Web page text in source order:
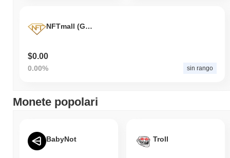
NFTmall (GEM)
$0.00
0.00% sin rango
Monete popolari
BabyNot Troll